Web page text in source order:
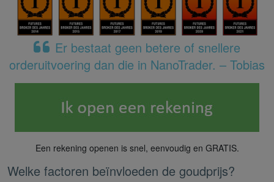
Er bestaat geen betere of snellere
orderuitvoering dan die in NanoTrader. – Tobias
Een rekening openen is snel, eenvoudig en GRATIS.
Welke factoren beïnvloeden de goudprijs?